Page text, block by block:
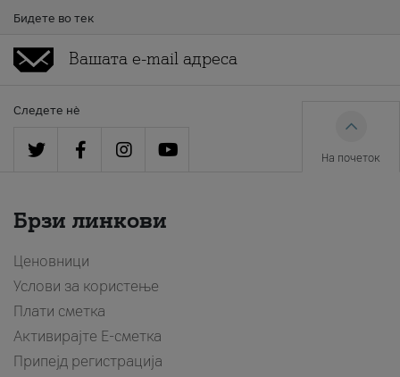
Бидете во тек
Следете нè
На почеток
Брзи линкови
Ценовници
Услови за користење
Плати сметка
Активирајте Е-сметка
Припејд регистрација